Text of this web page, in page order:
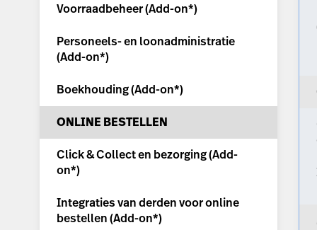
Voorraadbeheer (Add-on*)
Personeels- en loonadministratie
(Add-on*)
Boekhouding (Add-on*)
ONLINE BESTELLEN
Click & Collect en bezorging (Add-
on*)
Integraties van derden voor online
bestellen (Add-on*)